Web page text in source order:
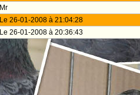
Mr
Le 26-01-2008 à 21:04:28
Le 26-01-2008 à 20:36:43